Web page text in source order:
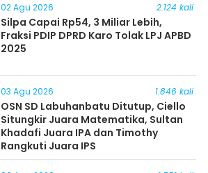
02 Agu 2026 2.124 kali
Silpa Capai Rp54, 3 Miliar Lebih,
Fraksi PDIP DPRD Karo Tolak LPJ APBD
2025
03 Agu 2026 1.846 kali
OSN SD Labuhanbatu Ditutup, Ciello
Situngkir Juara Matematika, Sultan
Khadafi Juara IPA dan Timothy
Rangkuti Juara IPS